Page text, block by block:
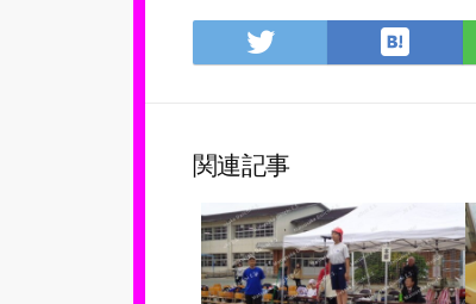
Twitter
で
ア
は
て
ー
ク
関連記事